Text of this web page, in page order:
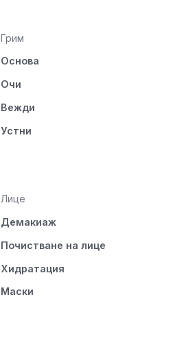
Грим
Основа
Очи
Вежди
Устни
Лице
Демакиаж
Почистване на лице
Хидратация
Маски